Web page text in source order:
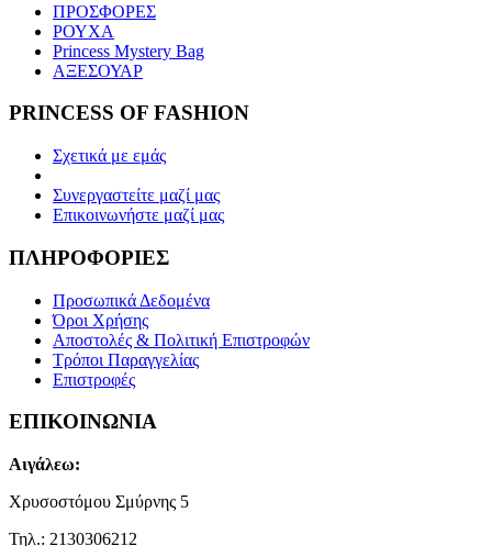
ΠΡΟΣΦΟΡΕΣ
ΡΟΥΧΑ
Princess Mystery Bag
ΑΞΕΣΟΥΑΡ
PRINCESS OF FASHION
Σχετικά με εμάς
Συνεργαστείτε μαζί μας
Επικοινωνήστε μαζί μας
ΠΛΗΡΟΦΟΡΙΕΣ
Προσωπικά Δεδομένα
Όροι Χρήσης
Αποστολές & Πολιτική Επιστροφών
Τρόποι Παραγγελίας
Επιστροφές
ΕΠΙΚΟΙΝΩΝΙΑ
Αιγάλεω:
Χρυσοστόμου Σμύρνης 5
Τηλ.: 2130306212